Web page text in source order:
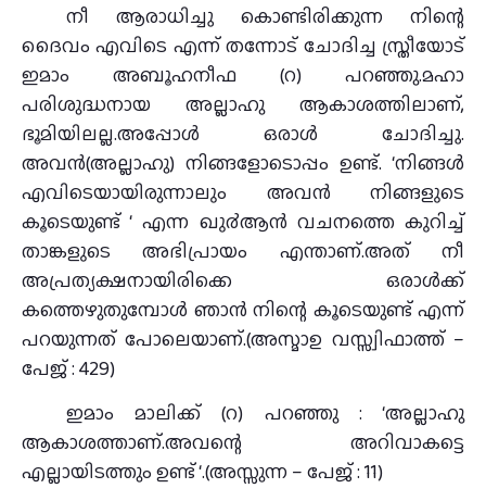
നീ ആരാധിച്ചു കൊണ്ടിരിക്കുന്ന നിന്റെ
ദൈവം എവിടെ എന്ന് തന്നോട് ചോദിച്ച സ്ത്രീയോട്
ഇമാം അബൂഹനീഫ (റ) പറഞ്ഞു.മഹാ
പരിശുദ്ധനായ അല്ലാഹു ആകാശത്തിലാണ്,
ഭൂമിയിലല്ല.അപ്പോള്‍ ഒരാള്‍ ചോദിച്ചു.
അവന്‍(അല്ലാഹു) നിങ്ങളോടൊപ്പം ഉണ്ട്. ‘നിങ്ങള്‍
എവിടെയായിരുന്നാലും അവന്‍ നിങ്ങളുടെ
കൂടെയുണ്ട് ‘ എന്ന ഖു൪ആന്‍ വചനത്തെ കുറിച്ച്
താങ്കളുടെ അഭിപ്രായം എന്താണ്.അത് നീ
അപ്രത്യക്ഷനായിരിക്കെ ഒരാള്‍ക്ക്
കത്തെഴുതുമ്പോള്‍ ഞാന്‍ നിന്റെ കൂടെയുണ്ട് എന്ന്
പറയുന്നത് പോലെയാണ്.(അസ്മാഉ വസ്സ്വിഫാത്ത് –
പേജ് : 429)
ഇമാം മാലിക്ക് (റ) പറഞ്ഞു : ‘അല്ലാഹു
ആകാശത്താണ്.അവന്റെ അറിവാകട്ടെ
എല്ലായിടത്തും ഉണ്ട് ‘.(അസ്സുന്ന – പേജ് : 11)